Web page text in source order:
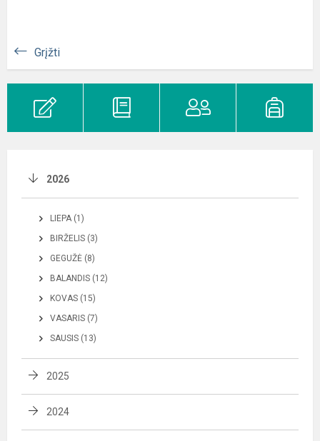
Grįžti
2026
LIEPA (1)
BIRŽELIS (3)
GEGUŽĖ (8)
BALANDIS (12)
KOVAS (15)
VASARIS (7)
SAUSIS (13)
2025
2024